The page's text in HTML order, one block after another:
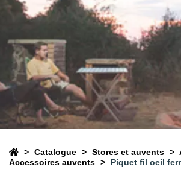
Catalogue Stores et auvents
Accessoires auvents
Piquet fil oeil